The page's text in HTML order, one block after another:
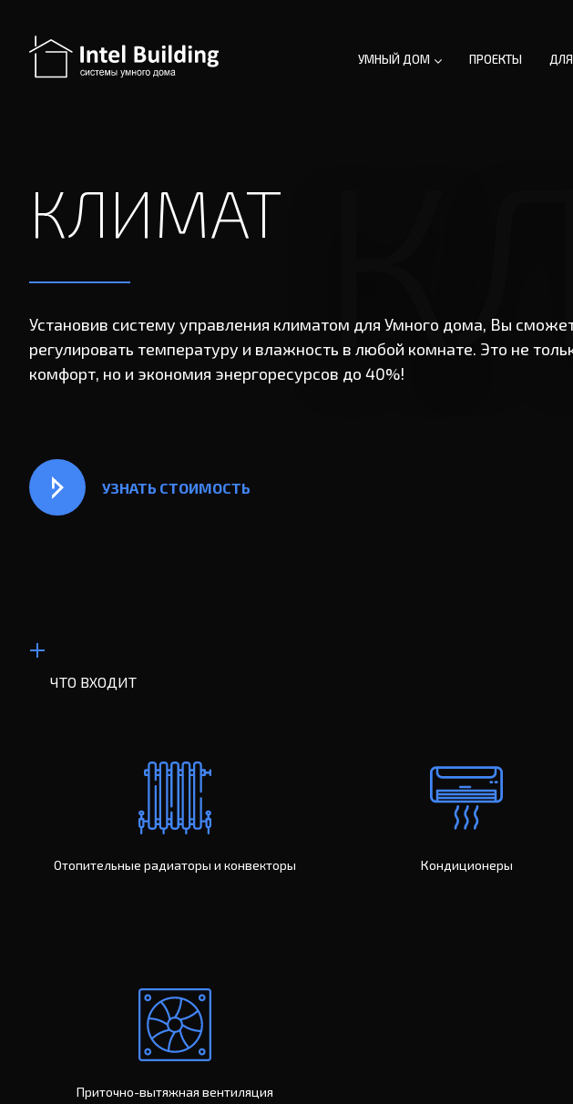
УМНЫЙ ДОМ ПРОЕКТЫ
КЛИМАТ
Установив систему управления климатом для Умного дома, Вы
регулировать температуру и влажность в любой комнате. Это не
комфорт, но и экономия энергоресурсов до 40%!
УЗНАТЬ СТОИМОСТЬ
ЧТО ВХОДИТ
Отопительные радиаторы и конвекторы Кондиционеры
Приточно-вытяжная вентиляция